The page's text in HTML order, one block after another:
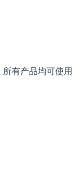
有产品均可使用